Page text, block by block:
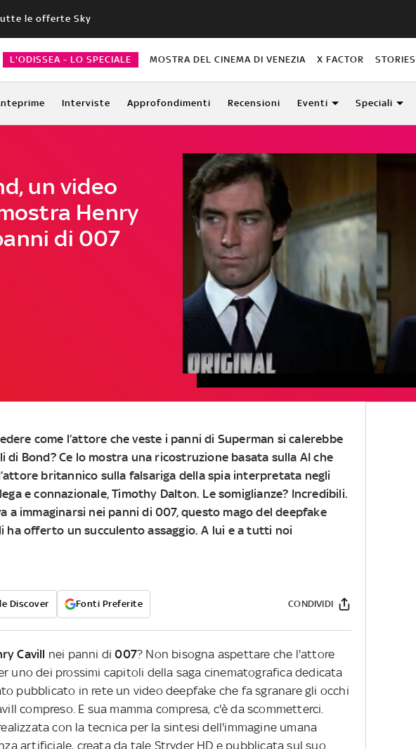
le offerte Sky
L'ODISSEA - LO SPECIALE MOSTRA DEL CINEMA DI VENEZIA X FACTOR STORIES
Interviste Approfondimenti Recensioni Eventi Speciali
un video
Henry
di 007
come l’attore che veste i panni di Superman si calerebbe
di Bond? Ce lo mostra una ricostruzione basata sulla AI che
britannico sulla falsariga della spia interpretata negli
e connazionale, Timothy Dalton. Le somiglianze? Incredibili.
a immaginarsi nei panni di 007, questo mago del deepfake
ha offerto un succulento assaggio. A lui e a tutti noi
Discover Fonti Preferite CONDIVIDI
Cavill nei panni di007? Non bisogna aspettare che l'attore
uno dei prossimi capitoli della saga cinematografica dedicata
pubblicato in rete un video deepfake che fa sgranare gli occhi
compreso. E sua mamma compresa, c'è da scommetterci.
con la tecnica per la sintesi dell'immagine umana
artificiale, creata da tale Stryder HD e pubblicata sul suo